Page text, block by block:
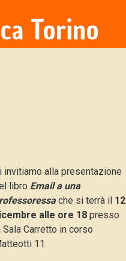
Torino
invitiamo alla presentazione
libro Email a una
che si terrà il 12
alle ore 18 presso
Sala Carretto in corso
11.